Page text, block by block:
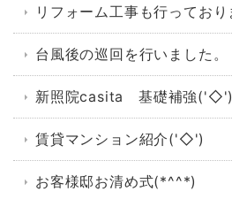
リフォーム工事も行ってお
台風後の巡回を行いました。
新照院casita 基礎補強('◇')
賃貸マンション紹介('◇')ゞ
お客様邸お清め式(*^^*)